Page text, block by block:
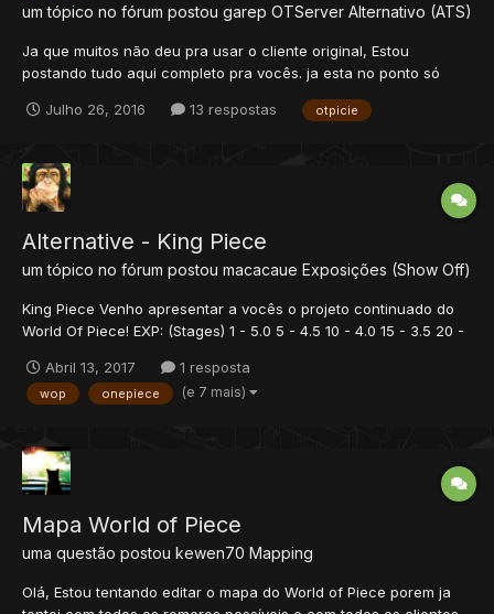
um tópico no fórum postou garep OTServer Alternativo (ATS)
Ja que muitos não deu pra usar o cliente original, Estou
postando tudo aqui completo pra vocês. ja esta no ponto só
que responde como fiz, pra usar o cliente original sem erros e
Julho 26, 2016 13 respostas otpicie
Alternative - King Piece
um tópico no fórum postou macacaue Exposições (Show Off)
King Piece Venho apresentar a vocês o projeto continuado do
World Of Piece! EXP: (Stages) 1 - 5.0 5 - 4.5 10 - 4.0 15 - 3.5 20 -
poderá escolher sua vocação novata, podendo ser; Novice
Luffy, Novice Z...
Abril 13, 2017 1 resposta
wop onepiece (e 7 mais)
Mapa World of Piece
uma questão postou kewen70 Mapping
Olá, Estou tentando editar o mapa do World of Piece porem ja